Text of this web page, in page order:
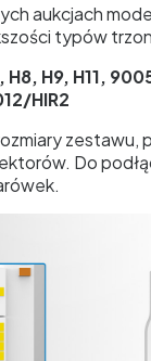
aukcjach
typów
H8, H9, H11,
HIR2
zestawu,
Do